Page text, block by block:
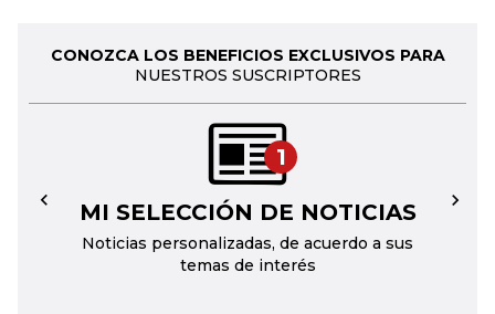
CONOZCA LOS BENEFICIOS EXCLUSIVOS PARA
NUESTROS SUSCRIPTORES
1
MI SELECCIÓN DE NOTICIAS
Noticias personalizadas, de acuerdo a sus
temas de interés
← →